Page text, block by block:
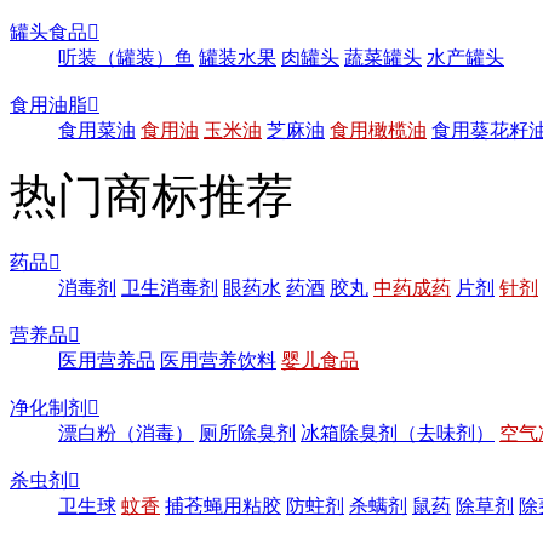
罐头食品
听装（罐装）鱼 罐装水果 肉罐头 蔬菜罐头 水产罐头
食用油脂
食用菜油 食用油 玉米油 芝麻油 食用橄榄油 食用葵花籽
热门商标推荐
药品
消毒剂 卫生消毒剂 眼药水 药酒 胶丸 中药成药 片剂 针剂
营养品
医用营养品 医用营养饮料 婴儿食品
净化制剂 
漂白粉（消毒）
厕所除臭剂 冰箱除臭剂（去味剂） 空气
杀虫剂 
卫生球 蚊香 捕苍蝇用粘胶 防蛀剂 杀螨剂 鼠药 除草剂